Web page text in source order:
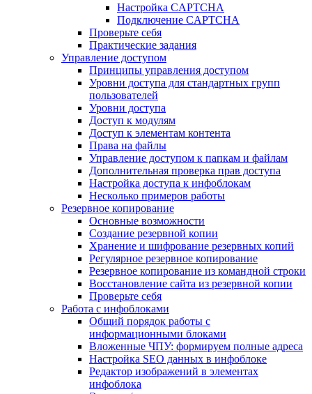
Настройка CAPTCHA
Подключение CAPTCHA
Проверьте себя
Практические задания
Управление доступом
Принципы управления доступом
Уровни доступа для стандартных групп
пользователей
Уровни доступа
Доступ к модулям
Доступ к элементам контента
Права на файлы
Управление доступом к папкам и файлам
Дополнительная проверка прав доступа
Настройка доступа к инфоблокам
Несколько примеров работы
Резервное копирование
Основные возможности
Создание резервной копии
Хранение и шифрование резервных копий
Регулярное резервное копирование
Резервное копирование из командной строки
Восстановление сайта из резервной копии
Проверьте себя
Работа с инфоблоками
Общий порядок работы с
информационными блоками
Вложенные ЧПУ: формируем полные адреса
Настройка SEO данных в инфоблоке
Редактор изображений в элементах
инфоблока